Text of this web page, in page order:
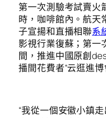
第一次測驗考試賣火
時，咖啡館內。航天
子宣揚和直播相聯系
影視行業復蘇；第一
間，推進中國原創
播間花費者“云逛進博
“我從一個安徽小鎮